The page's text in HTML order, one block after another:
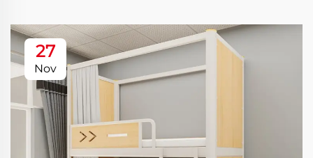
27
Nov